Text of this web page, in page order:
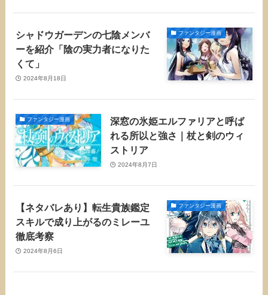
ファンタジー漫画
シャドウガーデンの七陰メンバ
ーを紹介「陰の実力者になりた
くて」
2024年8月18日
ファンタジー漫画
深窓の氷姫エルファリアと呼ば
れる所以と強さ｜杖と剣のウィ
ストリア
2024年8月7日
ファンタジー漫画
【ネタバレあり】転生貴族鑑定
スキルで成り上がるのミレーユ
徹底考察
2024年8月6日